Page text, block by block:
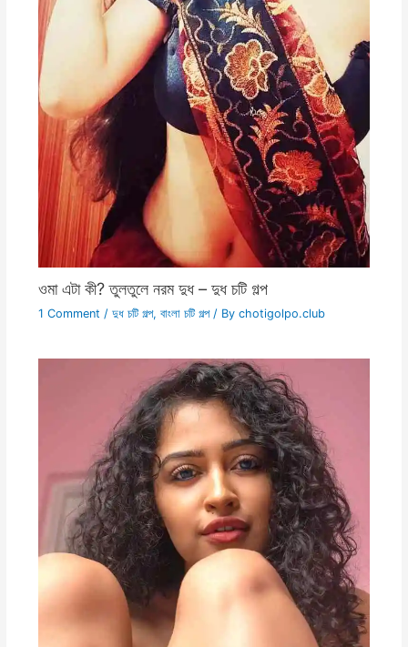
ওমা এটা কী? তুলতুলে নরম দুধ – দুধ চটি গল্প
1 Comment / দুধ চটি গল্প, বাংলা চটি গল্প/ By chotigolpo.club